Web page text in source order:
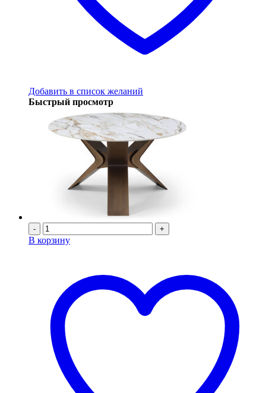
Добавить в список желаний
Быстрый просмотр
- +
В корзину